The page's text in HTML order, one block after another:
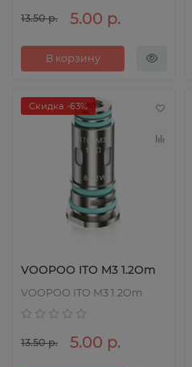
13.50 р. 5.00 р.
В корзину
Скидка -63%
VOOPOO ITO M3 1.2Om
VOOPOO ITO M3 1.2Om
13.50 р. 5.00 р.